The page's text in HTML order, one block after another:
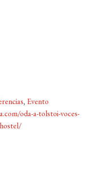
, Evento
oda-a-tolstoi-voces-